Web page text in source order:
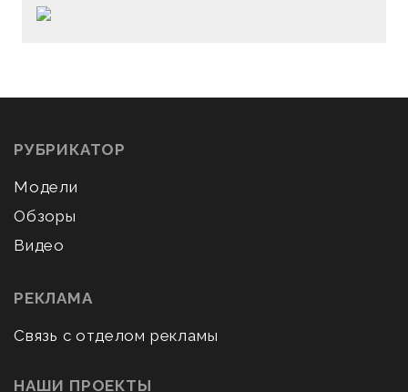
РУБРИКАТОР
Модели
Обзоры
Видео
РЕКЛАМА
Связь с отделом рекламы
НАШИ ПРОЕКТЫ